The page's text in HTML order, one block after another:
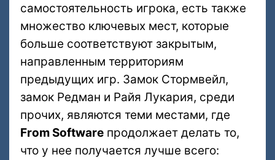
самостоятельность игрока, есть также
множество ключевых мест, которые
больше соответствуют закрытым,
направленным территориям
предыдущих игр. Замок Стормвейл,
замок Редман и Райя Лукария, среди
прочих, являются теми местами, где
From Software продолжает делать то,
что у нее получается лучше всего: